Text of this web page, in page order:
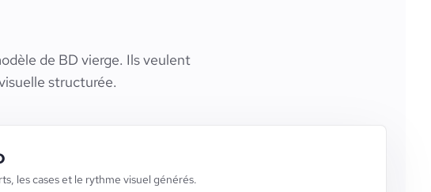
de BD vierge. Ils veulent
structurée.
les cases et le rythme visuel générés.